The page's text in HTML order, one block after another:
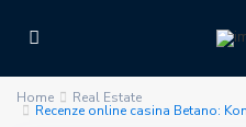
Home Real Estate
Recenze online casina Betano: